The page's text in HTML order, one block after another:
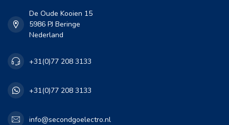
De Oude Kooien 15
5986 PJ Beringe
Nederland
+31(0)77 208 3133
+31(0)77 208 3133
info@secondgoelectro.nl